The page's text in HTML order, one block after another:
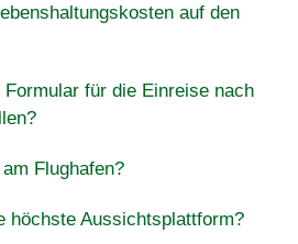
auf den
für die Einreise nach
Flughafen?
höchste Aussichtsplattform?